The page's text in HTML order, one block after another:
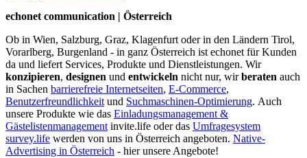
echonet communication | Österreich
Ob in Wien, Salzburg, Graz, Klagenfurt oder in den Ländern Tirol,
Vorarlberg, Burgenland - in ganz Österreich ist echonet für Kunden
da und liefert Services, Produkte und Dienstleistungen. Wir
konzipieren, designen und entwickeln nicht nur, wirberaten auch
in Sachen barrierefreie Internetseiten, E-Commerce,
Benutzerfreundlichkeit und Suchmaschinen-Optimierung. Auch
unsere Produkte wie das Einladungsmanagement &
Gästelistenmanagement invite.life oder das Umfragesystem
survey.life werden von uns in Österreich angeboten. Native-
Advertising in Österreich - hier unsere Angebote!